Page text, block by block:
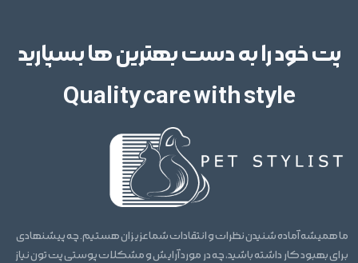
پت خود را به دست بهترین ها بسپارید
Quality care with style
ما همیشه آماده شنیدن نظرات و انتقادات شما عزیزان هستیم. چه پیشنهادی
برای بهبود کار داشته باشید، چه در مورد آرایش و مشکلات پوستی پت تون نیاز